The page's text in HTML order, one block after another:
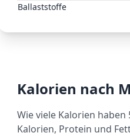
Ballaststoffe
Kalorien nach
Wie viele Kalorien haben
Kalorien, Protein und